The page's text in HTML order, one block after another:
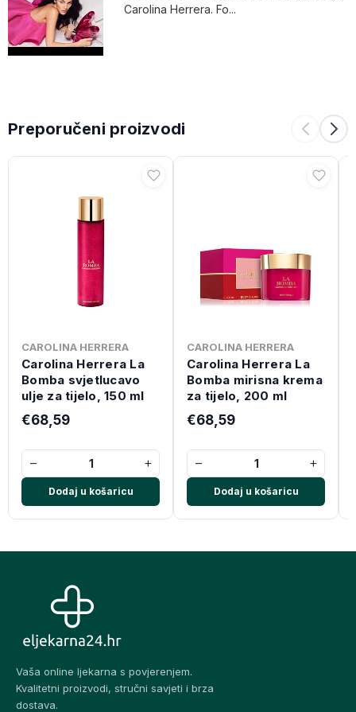
Carolina Herrera. Fo...
Preporučeni proizvodi
CAROLINA HERRERA
Carolina Herrera La
Bomba svjetlucavo
ulje za tijelo, 150 ml
€68,59
− +
Dodaj u košaricu
CAROLINA HERRERA
Carolina Herrera La
Bomba mirisna krema
za tijelo, 200 ml
€68,59
− +
Dodaj u košaricu
Vaša online ljekarna s povjerenjem.
Kvalitetni proizvodi, stručni savjeti i brza
dostava.